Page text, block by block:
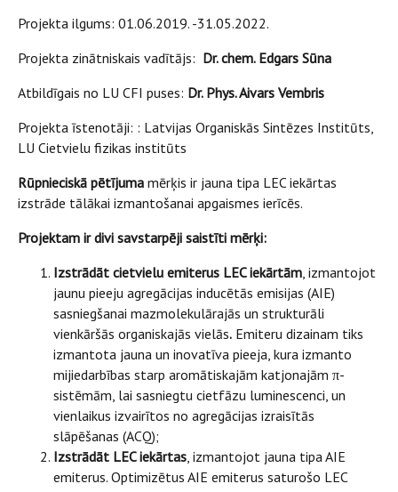
Projekta ilgums: 01.06.2019. -31.05.2022.
Projekta zinātniskais vadītājs: Dr. chem. Edgars Sūna
Atbildīgais no LU CFI puses: Dr. Phys. Aivars Vembris
Projekta īstenotāji: : Latvijas Organiskās Sintēzes Institūts,
LU Cietvielu fizikas institūts
Rūpnieciskā pētījuma mērķis ir jauna tipa LEC iekārtas
izstrāde tālākai izmantošanai apgaismes ierīcēs.
Projektam ir divi savstarpēji saistīti mērķi:
Izstrādāt cietvielu emiterus LEC iekārtām, izmantojot
jaunu pieeju agregācijas inducētās emisijas (AIE)
sasniegšanai mazmolekulārajās un strukturāli
vienkāršās organiskajās vielās. Emiteru dizainam tiks
izmantota jauna un inovatīva pieeja, kura izmanto
mijiedarbības starp aromātiskajām katjonajām π-
sistēmām, lai sasniegtu cietfāzu luminescenci, un
vienlaikus izvairītos no agregācijas izraisītās
slāpēšanas (ACQ);
Izstrādāt LEC iekārtas, izmantojot jauna tipa AIE
emiterus. Optimizētus AIE emiterus saturošo LEC